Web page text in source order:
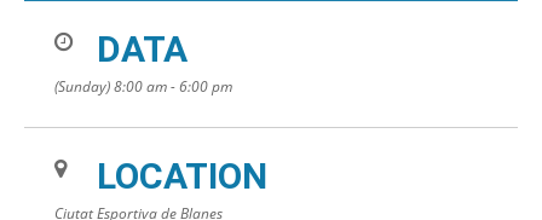
DATA
(Sunday) 8:00 am - 6:00 pm
LOCATION
Ciutat Esportiva de Blanes